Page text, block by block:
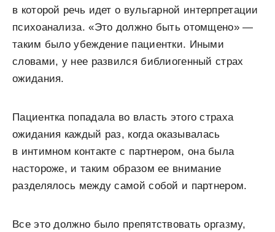
в которой речь идет о вульгарной интерпретации
психоанализа. «Это должно быть отомщено» —
таким было убеждение пациентки. Иными
словами, у нее развился библиогенный страх
ожидания.
Пациентка попадала во власть этого страха
ожидания каждый раз, когда оказывалась
в интимном контакте с партнером, она была
настороже, и таким образом ее внимание
разделялось между самой собой и партнером.
Все это должно было препятствовать оргазму,